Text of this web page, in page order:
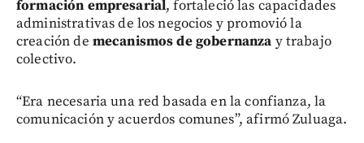
formación empresarial, fortaleció las capacidades
administrativas de los negocios y promovió la
creación de mecanismos de gobernanza y trabajo
colectivo.
“Era necesaria una red basada en la confianza, la
comunicación y acuerdos comunes”, afirmó Zuluaga.